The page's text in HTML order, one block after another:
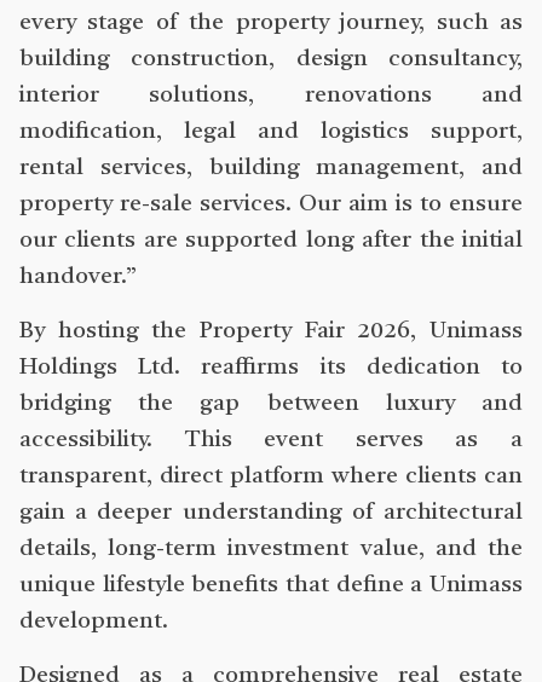
every stage of the property journey, such as
building construction, design consultancy,
interior solutions, renovations and
modification, legal and logistics support,
rental services, building management, and
property re-sale services. Our aim is to ensure
our clients are supported long after the initial
handover.”
By hosting the Property Fair 2026, Unimass
Holdings Ltd. reaffirms its dedication to
bridging the gap between luxury and
accessibility. This event serves as a
transparent, direct platform where clients can
gain a deeper understanding of architectural
details, long-term investment value, and the
unique lifestyle benefits that define a Unimass
development.
Designed as a comprehensive real estate